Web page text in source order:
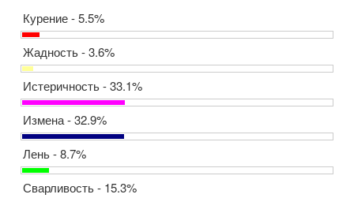
Курение - 5.5%
Жадность - 3.6%
Истеричность - 33.1%
Измена - 32.9%
Лень - 8.7%
Сварливость - 15.3%